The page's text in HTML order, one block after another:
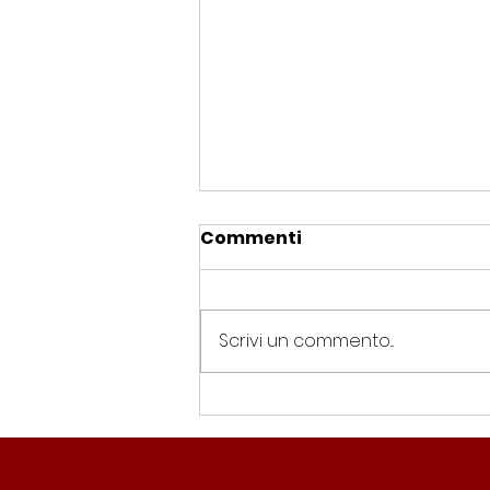
Cimitero dei feti: dopo 16
<p>L&#8217;appello dei
promotori dell&#8217;azione
sindaco Gualtieri intervenga in
giudizio, visto oltretutto che
Commenti
Scrivi un commento...